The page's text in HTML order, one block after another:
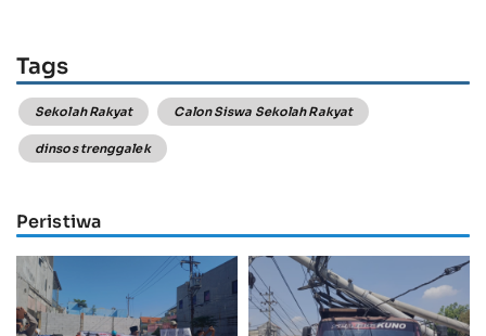
Tags
Sekolah Rakyat Calon Siswa Sekolah Rakyat
dinsos trenggalek
Peristiwa